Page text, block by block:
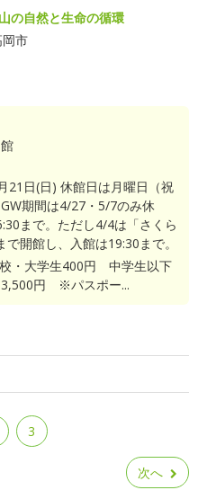
の自然と生命の循環
岡市
21日(日) 休館日は月曜日（祝
期間は4/27・5/7のみ休
まで。ただし4/4は「さくら
開館し、入館は19:30まで。
・大学生400円 中学生以下
円 ※パスポー...
3
次へ